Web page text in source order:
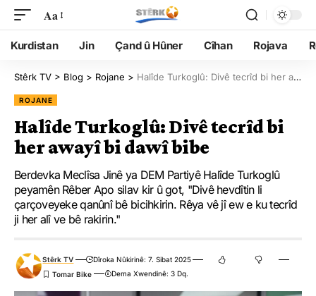
Aa
Kurdistan Jin Çand û Hûner Cîhan Rojava
Stêrk TV > Blog > Rojane > Halîde Turkoglû: Divê tecrîd bi her awayî bi dawî bibe
ROJANE
Halîde Turkoglû: Divê tecrîd bi
her awayî bi dawî bibe
Berdevka Meclîsa Jinê ya DEM Partiyê Halîde Turkoglû
peyamên Rêber Apo silav kir û got, "Divê hevdîtin li
çarçoveyeke qanûnî bê bicihkirin. Rêya vê jî ew e ku tecrîd
ji her alî ve bê rakirin."
Stêrk TV
Dîroka Nûkirinê: 7. Sibat 2025
Dema Xwendinê: 3 Dq.